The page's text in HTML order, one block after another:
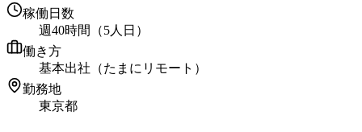
稼働日数
週40時間（5人日）
働き方
基本出社（たまにリモート）
勤務地
東京都